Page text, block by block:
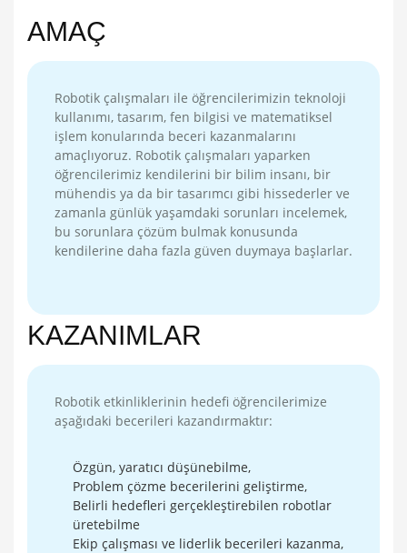
AMAÇ
Robotik çalışmaları ile öğrencilerimizin teknoloji
kullanımı, tasarım, fen bilgisi ve matematiksel
işlem konularında beceri kazanmalarını
amaçlıyoruz. Robotik çalışmaları yaparken
öğrencilerimiz kendilerini bir bilim insanı, bir
mühendis ya da bir tasarımcı gibi hissederler ve
zamanla günlük yaşamdaki sorunları incelemek,
bu sorunlara çözüm bulmak konusunda
kendilerine daha fazla güven duymaya başlarlar.
KAZANIMLAR
Robotik etkinliklerinin hedefi öğrencilerimize
aşağıdaki becerileri kazandırmaktır:
Özgün, yaratıcı düşünebilme,
Problem çözme becerilerini geliştirme,
Belirli hedefleri gerçekleştirebilen robotlar
üretebilme
Ekip çalışması ve liderlik becerileri kazanma,